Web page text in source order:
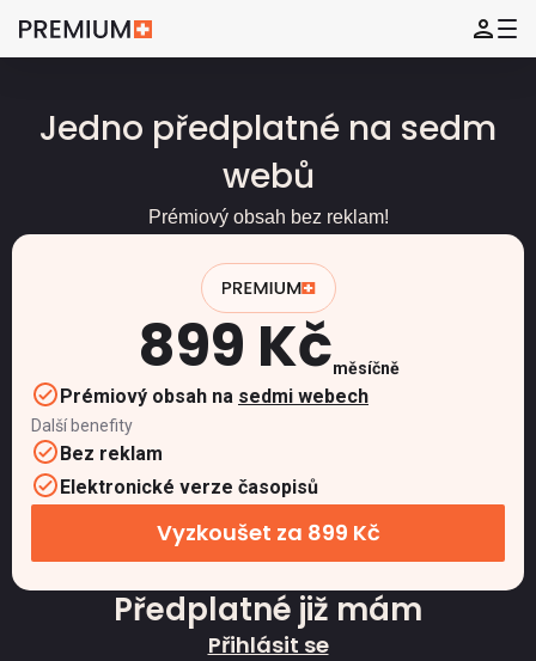
Jedno předplatné na sedm
webů
Prémiový obsah bez reklam!
899 Kčměsíčně
Prémiový obsah na sedmi webech
Další benefity
Bez reklam
Elektronické verze časopisů
Vyzkoušet za 899 Kč
Předplatné již mám
Přihlásit se